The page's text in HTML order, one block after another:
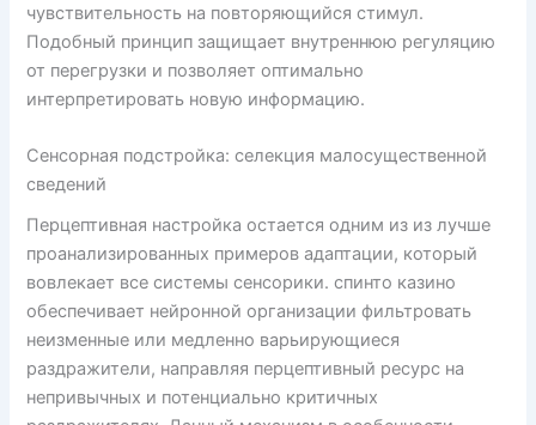
чувствительность на повторяющийся стимул.
Подобный принцип защищает внутреннюю регуляцию
от перегрузки и позволяет оптимально
интерпретировать новую информацию.
Сенсорная подстройка: селекция малосущественной
сведений
Перцептивная настройка остается одним из из лучше
проанализированных примеров адаптации, который
вовлекает все системы сенсорики. спинто казино
обеспечивает нейронной организации фильтровать
неизменные или медленно варьирующиеся
раздражители, направляя перцептивный ресурс на
непривычных и потенциально критичных